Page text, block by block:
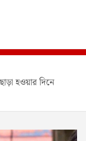
হওয়ার দিনে